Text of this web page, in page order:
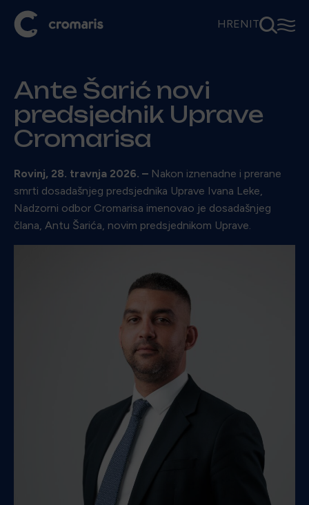
HREN IT⚲☰
Ante Šarić novi
predsjednik Uprave
Cromarisa
Rovinj, 28. travnja 2026. – Nakon iznenadne i prerane
smrti dosadašnjeg predsjednika Uprave Ivana Leke,
Nadzorni odbor Cromarisa imenovao je dosadašnjeg
člana, Antu Šarića, novim predsjednikom Uprave.